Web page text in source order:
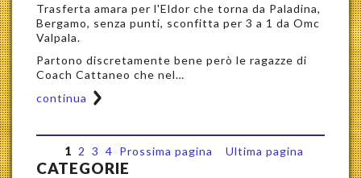
Trasferta amara per l'Eldor che torna da Paladina,
Bergamo, senza punti, sconfitta per 3 a 1 da Omc
Valpala.
Partono discretamente bene però le ragazze di
Coach Cattaneo che nel…
continua
1 2 3 4 Prossima pagina Ultima pagina
CATEGORIE